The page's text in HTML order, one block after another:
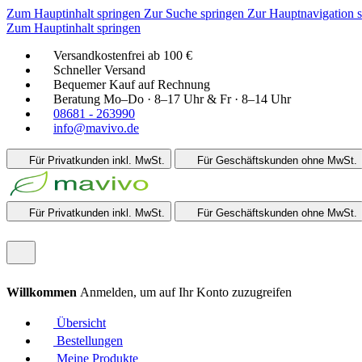
Zum Hauptinhalt springen Zur Suche springen Zur Hauptnavigation
Zum Hauptinhalt springen
Versandkostenfrei ab 100 €
Schneller Versand
Bequemer Kauf auf Rechnung
Beratung Mo–Do · 8–17 Uhr & Fr · 8–14 Uhr
08681 - 263990
info@mavivo.de
Für Privatkunden inkl. MwSt. Für Geschäftskunden ohne MwSt.
Für Privatkunden inkl. MwSt. Für Geschäftskunden ohne MwSt.
Willkommen Anmelden, um auf Ihr Konto zuzugreifen
Übersicht
Bestellungen
Meine Produkte